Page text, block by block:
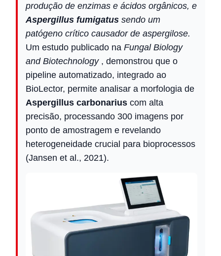
produção de enzimas e ácidos orgânicos, e
Aspergillus fumigatus sendo um
patógeno crítico causador de aspergilose.
Um estudo publicado na Fungal Biology
and Biotechnology , demonstrou que o
pipeline automatizado, integrado ao
BioLector, permite analisar a morfologia de
Aspergillus carbonarius com alta
precisão, processando 300 imagens por
ponto de amostragem e revelando
heterogeneidade crucial para bioprocessos
(Jansen et al., 2021).